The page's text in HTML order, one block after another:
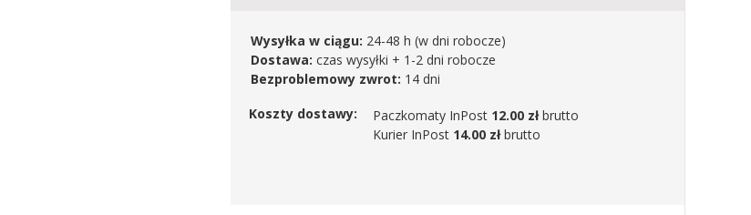
Wysyłka w ciągu: 24-48 h (w dni robocze)
Dostawa: czas wysyłki + 1-2 dni robocze
Bezproblemowy zwrot: 14 dni
Koszty dostawy:
Paczkomaty InPost 12.00 złbrutto
Kurier InPost 14.00 złbrutto